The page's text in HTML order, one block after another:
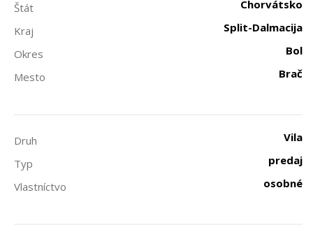
Štát
Chorvátsko
Kraj
Split-Dalmacija
Okres
Bol
Mesto
Brač
Druh
Vila
Typ
predaj
Vlastníctvo
osobné